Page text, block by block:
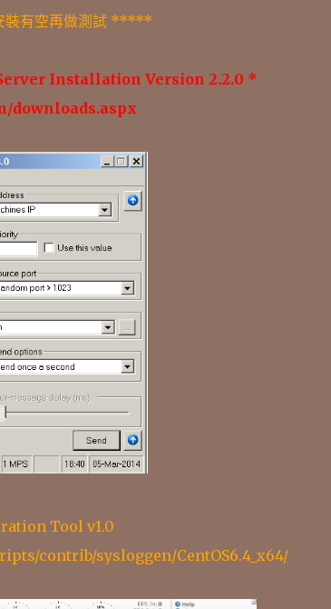
有空再做測試 *****
Installation Version 2.2.0 *
downloads.aspx
Tool v1.0
contrib/sysloggen/CentOS6.4_x64/